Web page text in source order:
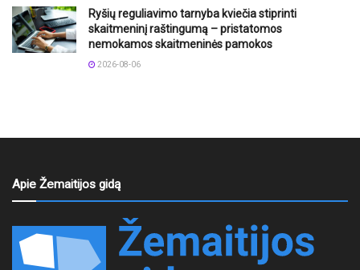
Ryšių reguliavimo tarnyba kviečia stiprinti
skaitmeninį raštingumą – pristatomos
nemokamos skaitmeninės pamokos
2026-08-06
Apie Žemaitijos gidą